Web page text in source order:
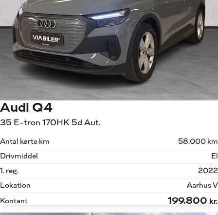
Audi Q4
35 E-tron 170HK 5d Aut.
Antal kørte km
58.000 km
Drivmiddel
El
1. reg.
2022
Lokation
Aarhus V
Kontant
199.800 kr.